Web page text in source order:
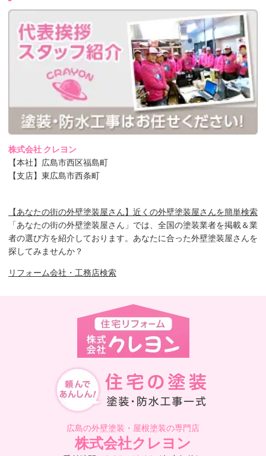
株式会社 クレヨン
【本社】広島市西区福島町
【支店】東広島市西条町
【あなたの街の外壁塗装屋さん】近くの外壁塗装屋さんを簡単検索
「あなたの街の外壁塗装屋さん」では、全国の塗装業者を掲載＆業
者の選び方を紹介しております。あなたに合った外壁塗装屋さんを
探してみませんか？
リフォーム会社・工務店検索
広島の外壁塗装・屋根塗装の専門店
株式会社クレヨン